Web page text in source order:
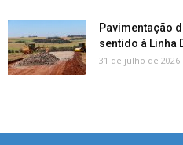
Pavimentação
sentido à Linha
31 de julho de 2026